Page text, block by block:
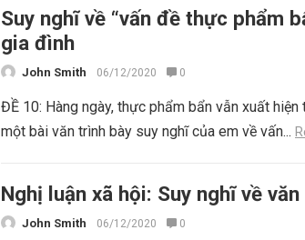
Suy nghĩ về “vấn đề thực phẩm
gia đình
John Smith 06/12/2020 0
ĐỀ 10: Hàng ngày, thực phẩm bẩn vẫn xuất
một bài văn trình bày suy nghĩ của em về vấn...
Nghị luận xã hội: Suy nghĩ về
John Smith 06/12/2020 0